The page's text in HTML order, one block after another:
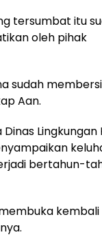
tersumbat itu
oleh pihak
sudah
Aan.
Lingkungan
bertahun-
kembali